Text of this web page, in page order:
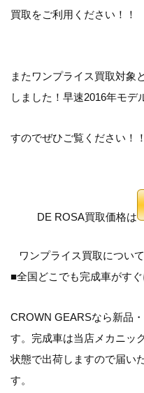
買取をご利用ください！！
またワンプライス買取対象
しました！早速2016年モデ
すのでぜひご覧ください！！
DE ROSA買取価格は
ワンプライス買取につい
■全国どこでも完成車がす
CROWN GEARSなら新品
す。完成車は当店メカニッ
状態で出荷しますので届い
す。